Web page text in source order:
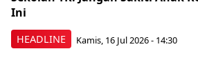
HEADLINE
Ini
Kamis, 16 Jul 2026 - 14:30